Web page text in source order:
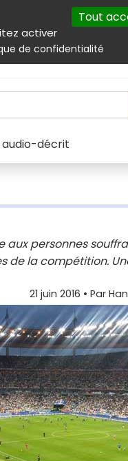
activer
Tout
de confidentialité
Autres services
Emploi Droit
audio-décrit
aux personnes
de la compétition.
21 juin 2016 • Par